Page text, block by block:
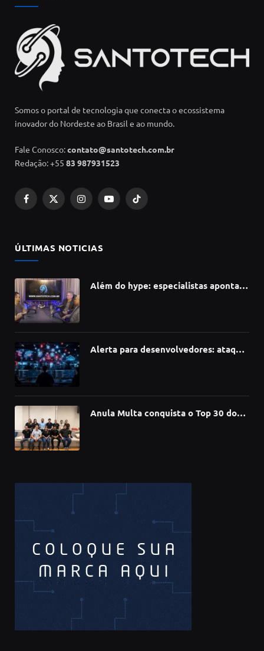
Somos o portal de tecnologia que conecta o ecossistema
inovador do Nordeste ao Brasil e ao mundo.
Fale Conosco:contato@santotech.com.br
Redação: +55 83 987931523
Facebook
X
InstagramYouTubeTikTok
ÚLTIMAS NOTICIAS
Além do hype: especialistas apontam
Alerta para desenvolvedores: ataque
Anula Multa conquista o Top 30 do